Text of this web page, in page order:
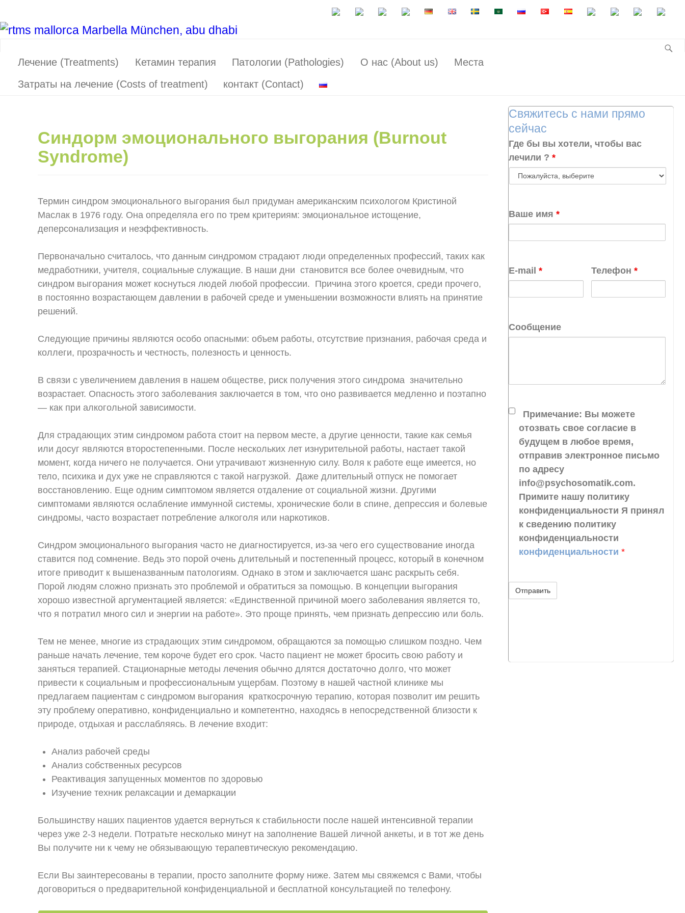
Лечение (Treatments) Кетамин терапия Патологии (Pathologies) О нас (About us)
Места
Затраты на лечение (Costs of treatment)
контакт (Contact)
Синдорм эмоционального выгорания (Burnout
Syndrome)
Термин синдром эмоционального выгорания был придуман американским психологом Кристиной
Маслак в 1976 году. Она определяла его по трем критериям: эмоциональное истощение,
деперсонализация и неэффективность.
Первоначально считалось, что данным синдромом страдают люди определенных профессий, таких как
медработники, учителя, социальные служащие. В наши дни становится все более очевидным, что
синдром выгорания может коснуться людей любой профессии. Причина этого кроется, среди прочего,
в постоянно возрастающем давлении в рабочей среде и уменьшении возможности влиять на принятие
решений.
Следующие причины являются особо опасными: объем работы, отсутствие признания, рабочая среда и
коллеги, прозрачность и честность, полезность и ценность.
В связи с увеличением давления в нашем обществе, риск получения этого синдрома значительно
возрастает. Опасность этого заболевания заключается в том, что оно развивается медленно и поэтапно
— как при алкогольной зависимости.
Для страдающих этим синдромом работа стоит на первом месте, а другие ценности, такие как семья
или досуг являются второстепенными. После нескольких лет изнурительной работы, настает такой
момент, когда ничего не получается. Они утрачивают жизненную силу. Воля к работе еще имеется, но
тело, психика и дух уже не справляются с такой нагрузкой. Даже длительный отпуск не помогает
восстановлению. Еще одним симптомом является отдаление от социальной жизни. Другими
симптомами являются ослабление иммунной системы, хронические боли в спине, депрессия и болевые
синдромы, часто возрастает потребление алкоголя или наркотиков.
Синдром эмоционального выгорания часто не диагностируется, из-за чего его существование иногда
ставится под сомнение. Ведь это порой очень длительный и постепенный процесс, который в конечном
итоге приводит к вышеназванным патологиям. Однако в этом и заключается шанс раскрыть себя.
Порой людям сложно признать это проблемой и обратиться за помощью. В концепции выгорания
хорошо известной аргументацией является: «Единственной причиной моего заболевания является то,
что я потратил много сил и энергии на работе». Это проще принять, чем признать депрессию или боль.
Тем не менее, многие из страдающих этим синдромом, обращаются за помощью слишком поздно. Чем
раньше начать лечение, тем короче будет его срок. Часто пациент не может бросить свою работу и
заняться терапией. Стационарные методы лечения обычно длятся достаточно долго, что может
привести к социальным и профессиональным ущербам. Поэтому в нашей частной клинике мы
предлагаем пациентам с синдромом выгорания краткосрочную терапию, которая позволит им решить
эту проблему оперативно, конфиденциально и компетентно, находясь в непосредственной близости к
природе, отдыхая и расслабляясь. В лечение входит:
Анализ рабочей среды
Анализ собственных ресурсов
Реактивация запущенных моментов по здоровью
Изучение техник релаксации и демаркации
Большинству наших пациентов удается вернуться к стабильности после нашей интенсивной терапии
через уже 2-3 недели. Потратьте несколько минут на заполнение Вашей личной анкеты, и в тот же день
Вы получите ни к чему не обязывающую терапевтическую рекомендацию.
Если Вы заинтересованы в терапии, просто заполните форму ниже. Затем мы свяжемся с Вами, чтобы
договориться о предварительной конфиденциальной и бесплатной консультацией по телефону.
Свяжитесь с нами прямо
сейчас
Где бы вы хотели, чтобы вас
лечили ? *
Ваше имя *
E-mail * Телефон *
Сообщение
Примечание: Вы можете
отозвать свое согласие в
будущем в любое время,
отправив электронное письмо
по адресу
info@psychosomatik.com.
Примите нашу политику
конфиденциальности Я принял
к сведению политику
конфиденциальности
конфиденциальности *